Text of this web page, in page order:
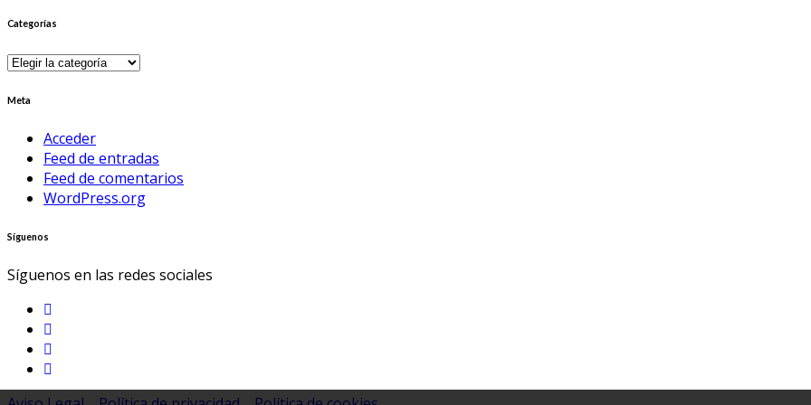
Categorías
Categorías
Meta
Acceder
Feed de entradas
Feed de comentarios
WordPress.org
Síguenos
Síguenos en las redes sociales